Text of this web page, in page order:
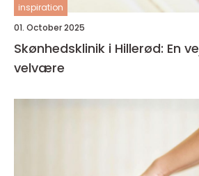
inspiration
01. October 2025
Skønhedsklinik i Hillerød: En
velvære